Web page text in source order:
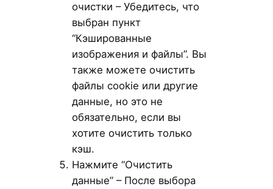
очистки – Убедитесь, что
выбран пункт
“Кэшированные
изображения и файлы”. Вы
также можете очистить
файлы cookie или другие
данные, но это не
обязательно, если вы
хотите очистить только
кэш.
Нажмите “Очистить
данные” – После выбора